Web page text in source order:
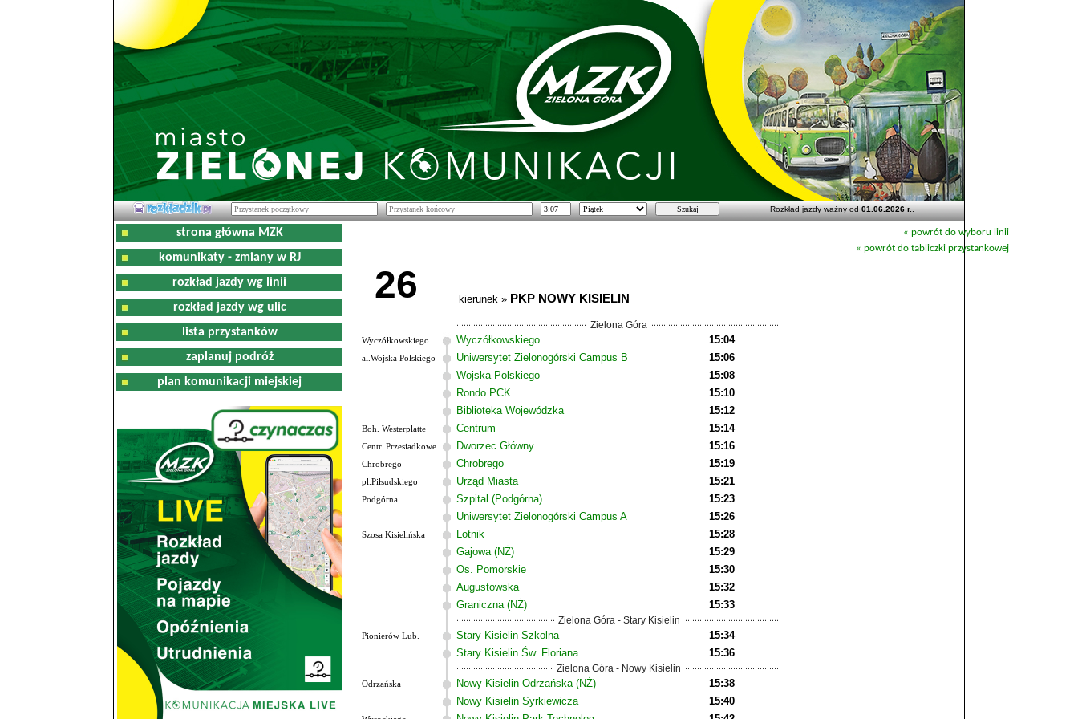
Rozkład jazdy ważny od01.06.2026 r..
strona główna MZK
komunikaty - zmiany w RJ
rozkład jazdy wg linii
rozkład jazdy wg ulic
lista przystanków
zaplanuj podróż
plan komunikacji miejskiej
« powrót do wyboru linii
« powrót do tabliczki przystankowej
26 kierunek » PKP NOWY KISIELIN
Zielona Góra
Wyczółkowskiego Wyczółkowskiego 15:04
al.Wojska Polskiego Uniwersytet Zielonogórski Campus B
15:06
Wojska Polskiego
15:08
Rondo PCK
15:10
Biblioteka Wojewódzka
15:12
Boh. Westerplatte Centrum 15:14
Centr. Przesiadkowe Dworzec Główny 15:16
Chrobrego Chrobrego 15:19
pl.Piłsudskiego Urząd Miasta 15:21
Podgórna Szpital (Podgórna)
15:23
Uniwersytet Zielonogórski Campus A
15:26
Szosa Kisielińska Lotnik
15:28
Gajowa (NŻ)
15:29
Os. Pomorskie
15:30
Augustowska
15:32
Graniczna (NŻ)
15:33
Zielona Góra - Stary Kisielin
Pionierów Lub. Stary Kisielin Szkolna
15:34
Stary Kisielin Św. Floriana
15:36
Zielona Góra - Nowy Kisielin
Odrzańska Nowy Kisielin Odrzańska (NŻ)
15:38
Nowy Kisielin Syrkiewicza
15:40